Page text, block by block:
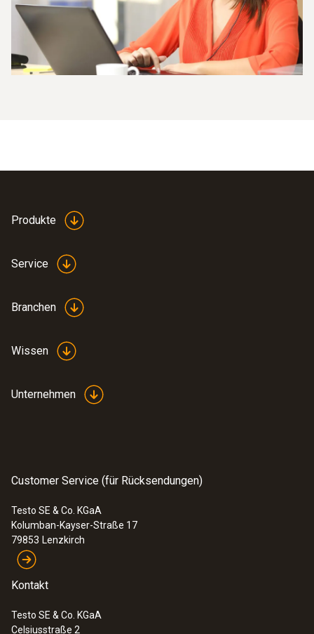
Produkte
Service
Branchen
Wissen
Unternehmen
Customer Service (für Rücksendungen)
Testo SE & Co. KGaA
Kolumban-Kayser-Straße 17
79853 Lenzkirch
Kontakt
Testo SE & Co. KGaA
Celsiusstraße 2